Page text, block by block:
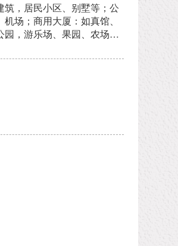
，居民小区、别墅等；公
场；商用大厦：如真馆、
，游乐场、果园、农场